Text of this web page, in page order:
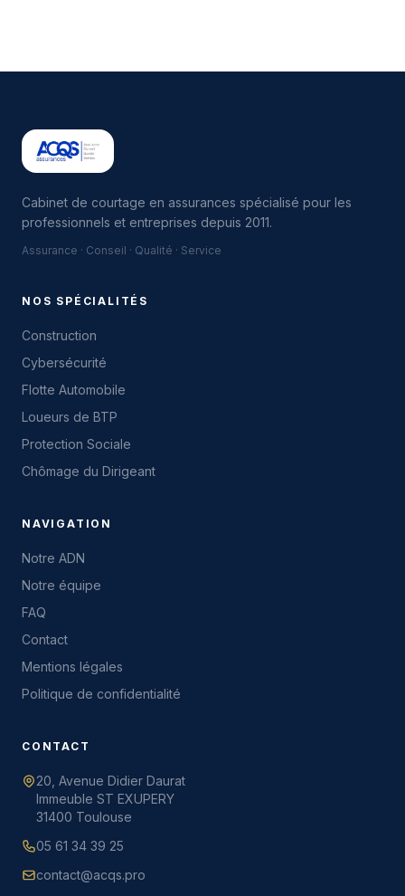
Cabinet de courtage en assurances spécialisé pour les
professionnels et entreprises depuis 2011.
Assurance · Conseil · Qualité · Service
NOS SPÉCIALITÉS
Construction
Cybersécurité
Flotte Automobile
Loueurs de BTP
Protection Sociale
Chômage du Dirigeant
NAVIGATION
Notre ADN
Notre équipe
FAQ
Contact
Mentions légales
Politique de confidentialité
CONTACT
20, Avenue Didier Daurat
Immeuble ST EXUPERY
31400 Toulouse
05 61 34 39 25
contact@acqs.pro